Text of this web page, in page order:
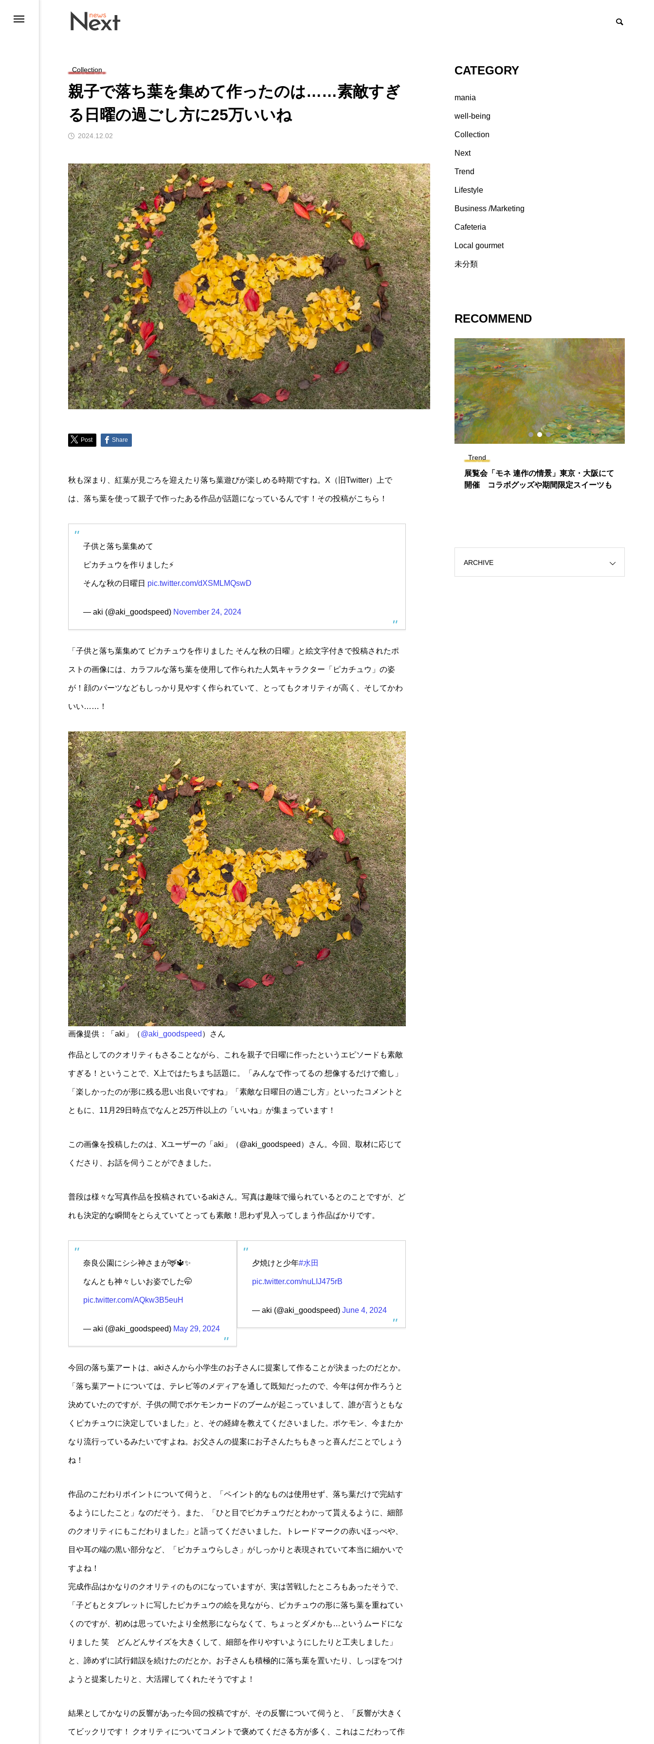
Collection
親子で落ち葉を集めて作ったのは……素敵すぎ
る日曜の過ごし方に25万いいね
2024.12.02
Post Share
秋も深まり、紅葉が見ごろを迎えたり落ち葉遊びが楽しめる時期ですね。X（旧Twitter）上で
は、落ち葉を使って親子で作ったある作品が話題になっているんです！その投稿がこちら！
子供と落ち葉集めて
ピカチュウを作りました⚡️
そんな秋の日曜日 pic.twitter.com/dXSMLMQswD
— aki (@aki_goodspeed) November 24, 2024
「子供と落ち葉集めて ピカチュウを作りました そんな秋の日曜」と絵文字付きで投稿されたポ
ストの画像には、カラフルな落ち葉を使用して作られた人気キャラクター「ピカチュウ」の姿
が！顔のパーツなどもしっかり見やすく作られていて、とってもクオリティが高く、そしてかわ
いい……！
画像提供：「aki」（@aki_goodspeed ）さん
作品としてのクオリティもさることながら、これを親子で日曜に作ったというエピソードも素敵
すぎる！ということで、X上ではたちまち話題に。「みんなで作ってるの 想像するだけで癒し」
「楽しかったのが形に残る思い出良いですね」「素敵な日曜日の過ごし方」といったコメントと
ともに、11月29日時点でなんと25万件以上の「いいね」が集まっています！
この画像を投稿したのは、Xユーザーの「aki」（@aki_goodspeed）さん。今回、取材に応じて
くださり、お話を伺うことができました。
普段は様々な写真作品を投稿されているakiさん。写真は趣味で撮られているとのことですが、ど
れも決定的な瞬間をとらえていてとっても素敵！思わず見入ってしまう作品ばかりです。
奈良公園にシシ神さまが🦌🔱✨
なんとも神々しいお姿でした🤭
pic.twitter.com/AQkw3B5euH
— aki (@aki_goodspeed) May 29, 2024
夕焼けと少年#水田
pic.twitter.com/nuLIJ475rB
— aki (@aki_goodspeed) June 4, 2024
今回の落ち葉アートは、akiさんから小学生のお子さんに提案して作ることが決まったのだとか。
「落ち葉アートについては、テレビ等のメディアを通して既知だったので、今年は何か作ろうと
決めていたのですが、子供の間でポケモンカードのブームが起こっていまして、誰が言うともな
くピカチュウに決定していました」と、その経緯を教えてくださいました。ポケモン、今またか
なり流行っているみたいですよね。お父さんの提案にお子さんたちもきっと喜んだことでしょう
ね！
作品のこだわりポイントについて伺うと、「ペイント的なものは使用せず、落ち葉だけで完結す
るようにしたこと」なのだそう。また、「ひと目でピカチュウだとわかって貰えるように、細部
のクオリティにもこだわりました」と語ってくださいました。トレードマークの赤いほっぺや、
目や耳の端の黒い部分など、「ピカチュウらしさ」がしっかりと表現されていて本当に細かいで
すよね！
完成作品はかなりのクオリティのものになっていますが、実は苦戦したところもあったそうで、
「子どもとタブレットに写したピカチュウの絵を見ながら、ピカチュウの形に落ち葉を重ねてい
くのですが、初めは思っていたより全然形にならなくて、ちょっとダメかも…というムードにな
りました 笑 どんどんサイズを大きくして、細部を作りやすいようにしたりと工夫しました」
と、諦めずに試行錯誤を続けたのだとか。お子さんも積極的に落ち葉を置いたり、しっぽをつけ
ようと提案したりと、大活躍してくれたそうですよ！
結果としてかなりの反響があった今回の投稿ですが、その反響について伺うと、「反響が大きく
てビックリです！ クオリティについてコメントで褒めてくださる方が多く、これはこだわって作
CATEGORY
mania
well-being
Collection
Next
Trend
Lifestyle
Business /Marketing
Cafeteria
Local gourmet
未分類
RECOMMEND
セメント風DIY用塗料に新色登場
チトーストが絶品！「TRUNK（KITCHE
N）」のモーニングをご紹介
Trend
展覧会「モネ 連作の情景」東京・大阪にて
開催 コラボグッズや期間限定スイーツも
ARCHIVE